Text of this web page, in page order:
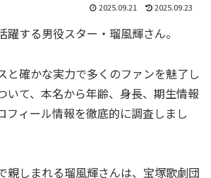
2025.09.21 2025.09.23
躍する男役スター・瑠風輝さん。
と確かな実力で多くのファンを魅了し
いて、本名から年齢、身長、期生情報
フィール情報を徹底的に調査しまし
親しまれる瑠風輝さんは、宝塚歌劇団